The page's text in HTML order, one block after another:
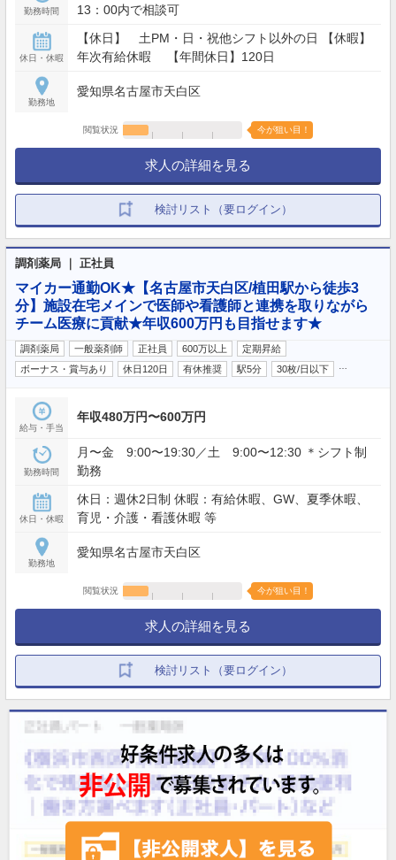
勤務時間
13：00内で相談可
休日・休暇
【休日】 土PM・日・祝他シフト以外の日 【休暇】
年次有給休暇 【年間休日】120日
勤務地
愛知県名古屋市天白区
閲覧状況 今が狙い目！
求人の詳細を見る
検討リスト（要ログイン）
調剤薬局 ｜ 正社員
マイカー通勤OK★【名古屋市天白区/植田駅から徒歩3
分】施設在宅メインで医師や看護師と連携を取りながら
チーム医療に貢献★年収600万円も目指せます★
調剤薬局 一般薬剤師 正社員 600万以上
定期昇給
ボーナス・賞与あり
休日120日 有休推奨 駅5分 30枚/日以下
給与・手当
年収480万円〜600万円
勤務時間
月〜金 9:00〜19:30／土 9:00〜12:30 ＊シフト制
勤務
休日・休暇
休日：週休2日制 休暇：有給休暇、GW、夏季休暇、
育児・介護・看護休暇 等
勤務地
愛知県名古屋市天白区
閲覧状況 今が狙い目！
求人の詳細を見る
検討リスト（要ログイン）